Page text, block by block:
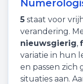
5 staat voor
verandering.
nieuwsgierig,
variatie in hun
en passen zich
situaties aan.